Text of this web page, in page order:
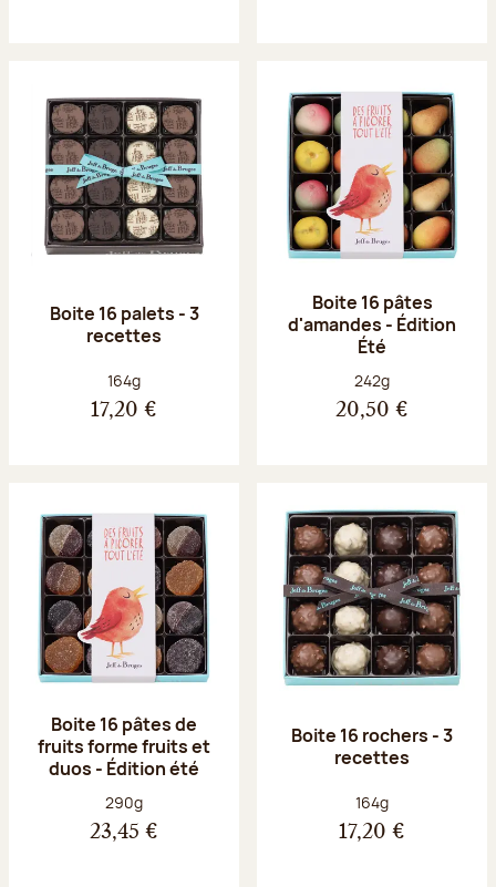
Boite 16 palets - 3
recettes
Poids net :
164g
17,20 €
Boite 16 pâtes
d'amandes - Édition
Été
Poids net :
242g
20,50 €
Boite 16 pâtes de
fruits forme fruits et
duos - Édition été
Poids net :
290g
23,45 €
Boite 16 rochers - 3
recettes
Poids net :
164g
17,20 €